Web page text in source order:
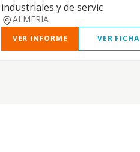
industriales y de servic
ALMERIA
VER INFORME VER FICHA